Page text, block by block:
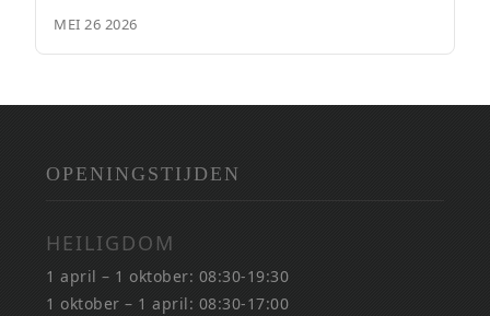
MEI 26 2026
OPENINGSTIJDEN
HEILIGDOM
1 april – 1 oktober: 08:30-19:30
1 oktober – 1 april: 08:30-17:00